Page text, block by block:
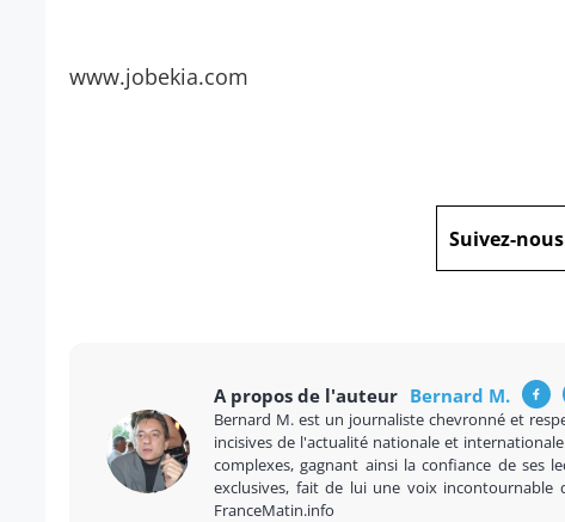
www.jobekia.com
Suivez-
A propos de l'auteur Bernard M.
Bernard M. est un journaliste chevronné et
incisives de l'actualité nationale et
complexes, gagnant ainsi la confiance de ses
exclusives, fait de lui une voix incontournable
FranceMatin.info